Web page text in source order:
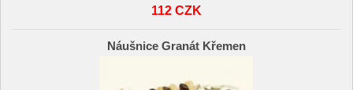
112 CZK
Náušnice Granát Křemen